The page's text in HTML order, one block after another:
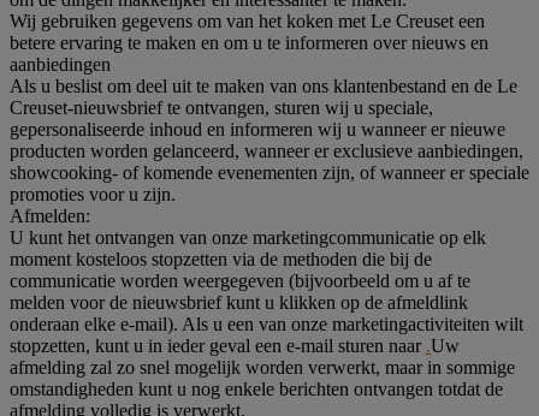
Wij gebruiken gegevens om van het koken met Le Creuset een
betere ervaring te maken en om u te informeren over nieuws en
aanbiedingen
Als u beslist om deel uit te maken van ons klantenbestand en de Le
Creuset-nieuwsbrief te ontvangen, sturen wij u speciale,
gepersonaliseerde inhoud en informeren wij u wanneer er nieuwe
producten worden gelanceerd, wanneer er exclusieve aanbiedingen,
showcooking- of komende evenementen zijn, of wanneer er speciale
promoties voor u zijn.
Afmelden:
U kunt het ontvangen van onze marketingcommunicatie op elk
moment kosteloos stopzetten via de methoden die bij de
communicatie worden weergegeven (bijvoorbeeld om u af te
melden voor de nieuwsbrief kunt u klikken op de afmeldlink
onderaan elke e-mail). Als u een van onze marketingactiviteiten wilt
stopzetten, kunt u in ieder geval een e-mail sturen naar .Uw
afmelding zal zo snel mogelijk worden verwerkt, maar in sommige
omstandigheden kunt u nog enkele berichten ontvangen totdat de
afmelding volledig is verwerkt.